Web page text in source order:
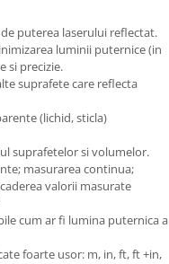
puterea laserului reflectat.
luminii puternice (in
si precizie.
suprafete care reflecta
(lichid, sticla)
suprafetelor si volumelor.
masurarea continua;
valorii masurate
cum ar fi lumina puternica a
foarte usor: m, in, ft, ft +in,